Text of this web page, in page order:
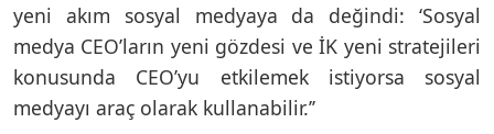
yeni akım sosyal medyaya da değindi: ‘Sosyal
medya CEO’ların yeni gözdesi ve İK yeni stratejileri
konusunda CEO’yu etkilemek istiyorsa sosyal
medyayı araç olarak kullanabilir.’’